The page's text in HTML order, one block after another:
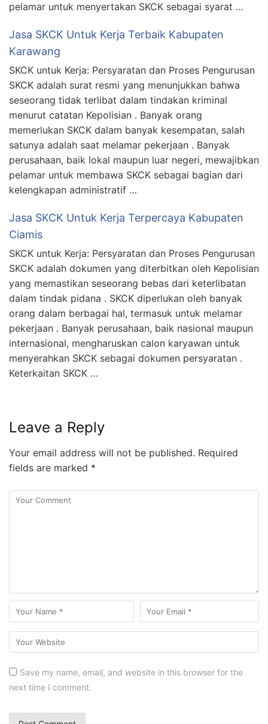
pelamar untuk menyertakan SKCK sebagai syarat …
Jasa SKCK Untuk Kerja Terbaik Kabupaten
Karawang
SKCK untuk Kerja: Persyaratan dan Proses Pengurusan
SKCK adalah surat resmi yang menunjukkan bahwa
seseorang tidak terlibat dalam tindakan kriminal
menurut catatan Kepolisian . Banyak orang
memerlukan SKCK dalam banyak kesempatan, salah
satunya adalah saat melamar pekerjaan . Banyak
perusahaan, baik lokal maupun luar negeri, mewajibkan
pelamar untuk membawa SKCK sebagai bagian dari
kelengkapan administratif …
Jasa SKCK Untuk Kerja Terpercaya Kabupaten
Ciamis
SKCK untuk Kerja: Persyaratan dan Proses Pengurusan
SKCK adalah dokumen yang diterbitkan oleh Kepolisian
yang memastikan seseorang bebas dari keterlibatan
dalam tindak pidana . SKCK diperlukan oleh banyak
orang dalam berbagai hal, termasuk untuk melamar
pekerjaan . Banyak perusahaan, baik nasional maupun
internasional, mengharuskan calon karyawan untuk
menyerahkan SKCK sebagai dokumen persyaratan .
Keterkaitan SKCK …
Leave a Reply
Your email address will not be published. Required
fields are marked *
Save my name, email, and website in this browser for the
next time I comment.